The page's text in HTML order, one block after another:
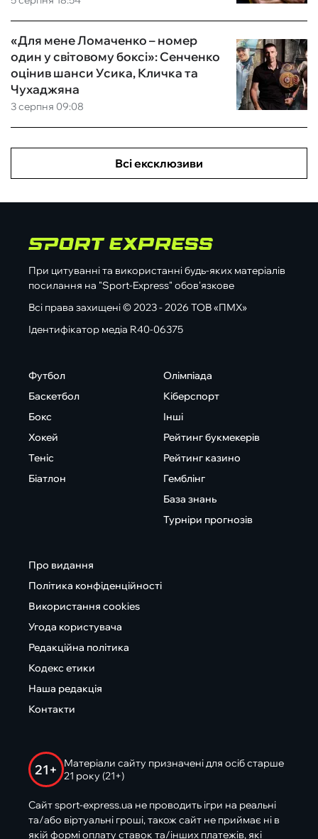
3 серпня 09:08
«Для мене Ломаченко – номер
один у світовому боксі»: Сенченко
оцінив шанси Усика, Кличка та
Чухаджяна
Всі ексклюзиви
При цитуванні та використанні будь-яких матеріалів
посилання на "Sport-Express" обов'язкове
Всі права захищені © 2023 - 2026 ТОВ «ПМХ»
Ідентифікатор медіа R40-06375
Футбол
Баскетбол
Бокс
Хокей
Теніс
Біатлон
Олімпіада
Кіберспорт
Інші
Рейтинг букмекерів
Рейтинг казино
Гемблінг
База знань
Турніри прогнозів
Про видання
Політика конфіденційності
Використання cookies
Угода користувача
Редакційна політика
Кодекс етики
Наша редакція
Контакти
21+
Матеріали сайту призначені для осіб старше
21 року (21+)
Сайт sport-express.ua не проводить ігри на реальні
та/або віртуальні гроші, також сайт не приймає ні в
якій формі оплату ставок та/інших платежів, які